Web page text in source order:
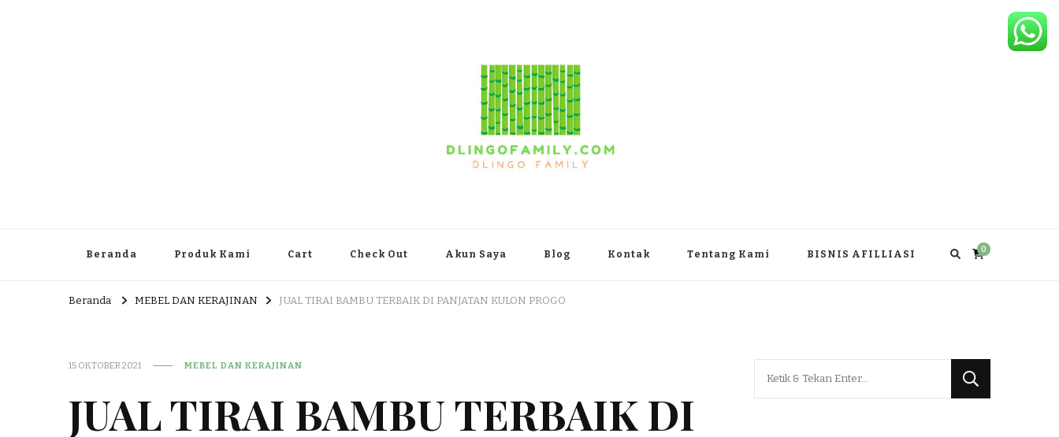
Beranda Produk Kami Cart Check Out Akun Saya Blog Kontak Tentang Kami BISNIS AFILLIASI 0
Beranda MEBEL DAN KERAJINAN JUAL TIRAI BAMBU TERBAIK DI PANJATAN KULON PROGO
15 OKTOBER 2021 MEBEL DAN KERAJINAN
JUAL TIRAI BAMBU TERBAIK DI